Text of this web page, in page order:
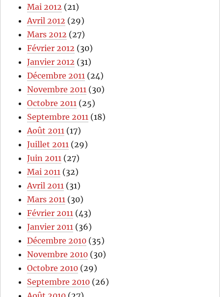
Mai 2012 (21)
Avril 2012 (29)
Mars 2012 (27)
Février 2012 (30)
Janvier 2012 (31)
Décembre 2011 (24)
Novembre 2011 (30)
Octobre 2011 (25)
Septembre 2011 (18)
Août 2011 (17)
Juillet 2011 (29)
Juin 2011 (27)
Mai 2011 (32)
Avril 2011 (31)
Mars 2011 (30)
Février 2011 (43)
Janvier 2011 (36)
Décembre 2010 (35)
Novembre 2010 (30)
Octobre 2010 (29)
Septembre 2010 (26)